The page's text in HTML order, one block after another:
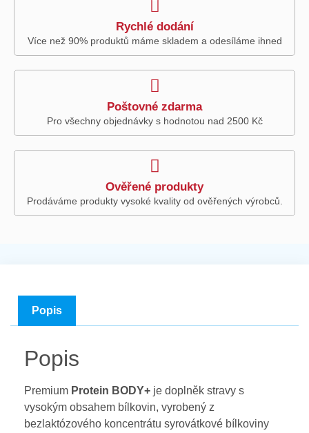
Rychlé dodání
Více než 90% produktů máme skladem a odesíláme ihned
Poštovné zdarma
Pro všechny objednávky s hodnotou nad 2500 Kč
Ověřené produkty
Prodáváme produkty vysoké kvality od ověřených výrobců.
Popis
Popis
Premium Protein BODY+ je doplněk stravy s
vysokým obsahem bílkovin, vyrobený z
bezlaktózového koncentrátu syrovátkové bílkoviny